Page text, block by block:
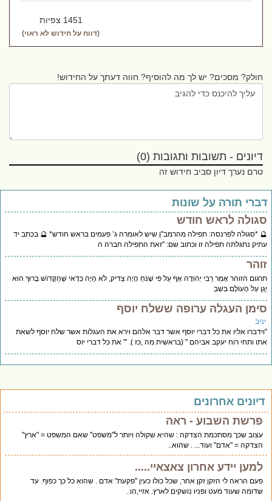
1451 צפיות
(דווח על חידוש לא ראוי)
חולק? מסכים? יש לך מה להוסיף? חווה דעתך על החידוש!
דיונים - תשובות ותגובות (0)
טרם נערך דיון סביב חידוש זה
תורה על שונות
לראש חודש
*סגולה לפרנסה: תפילה מהרמב"ן שיש לאומרה ג’ פעמים בראש חודש* 🔮 בכתב יד
נתגלתה תפילה זו וכתוב שם: "זאת התפילה חברה ה
הזוהר אָמַר רַבִּי יְהוּדָה אַף עַל פִּי שֶׁנֹּחַ הָיָה צַדִּיק, לֹא הָיָה כְּדָאי שֶׁהַקָּדוֹשׁ בָּרוּךְ הוּא
עַל הָעוֹלָם בִּשְׁבִ
העגלה ערופה ששלח יוסף
אליו את כל דברי יוסף אשר דבר אלהם וירא את העגלות אשר שלח יוסף לשאת
ותחי רוח יעקב אביהם " (בראשית מה ,כז ). '" את כל דברי יוס
אחרונים
פרשת השבוע - ראה
עצוב שכך מסתכמת הצדקה : שהיא שקולה ויותר ל"משפט" שאם המשפט = "ארץ"
הצדקה = "אדם" ועוד... . שהוא..
למען יידע אחרון צאצאיי.....
פעם הראה לי הזקן זקן אחר, שכל כולו כעין "פקעת" אדם . שהוא כל כך כפוף. עד
שדומה שעוד מעט ופניו נושקים לארץ. אזיי,הו..